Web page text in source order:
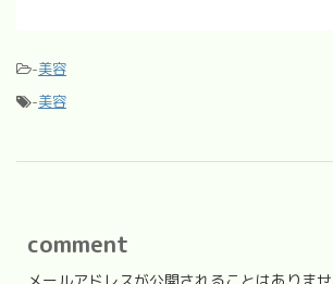
-美容
-美容
comment
メールアドレスが公開されることはありませ